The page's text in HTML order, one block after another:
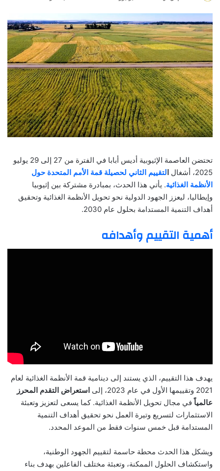
email
تحتضن العاصمة الإثيوبية أديس أبابا في الفترة من 27 إلى 29 يوليو
2025، أشغال
التقييم الثاني لحصيلة قمة الأمم المتحدة حول
الأنظمة الغذائية. يأتي هذا الحدث، بمبادرة مشتركة بين إثيوبيا
وإيطاليا، ليعزز الجهود الدولية نحو تحويل الأنظمة الغذائية وتحقيق
أهداف التنمية المستدامة بحلول عام 2030.
أهمية التقييم وأهدافه
يهدف هذا التقييم، الذي يستند إلى دينامية قمة الأنظمة الغذائية لعام
2021 وتقييمها الأول في عام 2023، إلى
استعراض التقدم المحرز
عالمياً في مجال تحويل الأنظمة الغذائية. كما يسعى لتعزيز وتعبئة
الاستثمارات لتسريع وتيرة العمل نحو تحقيق أهداف التنمية
المستدامة قبل خمس سنوات فقط من الموعد المحدد.
ويشكل هذا الحدث محطة حاسمة لتقييم الجهود الوطنية،
واستكشاف الحلول الممكنة، وتعبئة مختلف الفاعلين بهدف بناء